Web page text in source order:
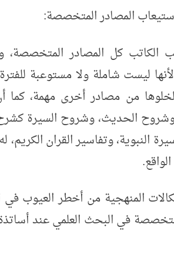
المصادر المتخصصة:
الكاتب كل المصادر المتخصصة،
ليست شاملة ولا مستوعبة
من مصادر أخرى مهمة، كما
وشروح الحديث، وشروح السيرة
النبوية، وتفاسير القران
المنهجية من أخطر العيوب في
في البحث العلمي عند